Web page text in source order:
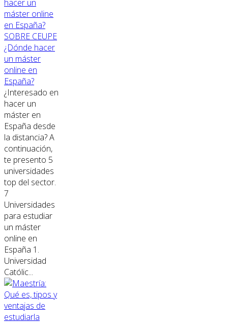
SOBRE CEUPE
¿Dónde hacer
un máster
online en
España?
¿Interesado en
hacer un
máster en
España desde
la distancia? A
continuación,
te presento 5
universidades
top del sector.
7
Universidades
para estudiar
un máster
online en
España 1.
Universidad
Católic...